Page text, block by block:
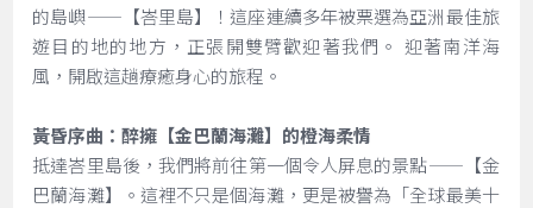
的島嶼——【峇里島】！這座連續多年被票選為亞洲最佳旅
遊目的地的地方，正張開雙臂歡迎著我們。 迎著南洋海
風，開啟這趟療癒身心的旅程。
黃昏序曲：醉擁【金巴蘭海灘】的橙海柔情
抵達峇里島後，我們將前往第一個令人屏息的景點——【金
巴蘭海灘】。這裡不只是個海灘，更是被譽為「全球最美十